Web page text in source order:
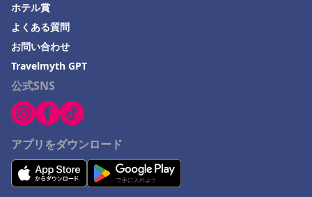
山形県でのホテル
調布市でのホテル
埼玉県でのホテル
舞鶴市でのホテル
鈴鹿市でのホテル
与那国でのホテル
愛媛県でのホテル
湯沢町でのホテル
公式SNS
アプリをダウンロード
ホテル賞
よくある質問
お問い合わせ
Travelmyth GPT